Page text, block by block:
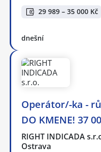
29 989 – 35 000 Kč
dnešní
Operátor/-ka -
DO KMENE! 37
RIGHT INDICADA
Ostrava